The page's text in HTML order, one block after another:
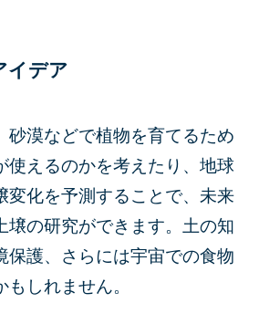
イデア
砂漠などで植物を育てるため
使えるのかを考えたり、地球
変化を予測することで、未来
壌の研究ができます。土の知
保護、さらには宇宙での食物
しれません。